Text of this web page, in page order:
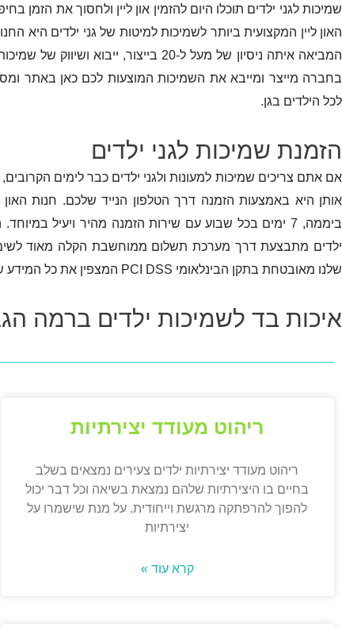
שמיכות לגני ילדים תוכלו היום להזמין און ליין ולחסוך את הזמן
האון ליין המקצועית ביותר לשמיכות למיטות של גני ילדים היא
המביאה איתה ניסיון של מעל ל-20 בייצור,
בחברה מייצר ומייבא את השמיכות המוצעות לכם כאן באתר
לכל הילדים בגן.
הזמנת שמיכות לגני ילדים
אם אתם צריכים שמיכות למעונות ולגני ילדים כבר לימים
ביממה, 7 ימים בכל שבוע עם שירות הזמנה מהיר ויעיל
ילדים מתבצעת דרך מערכת תשלום ממוחשבת הקלה מאוד
שלנו מאובטחת בתקן הבינלאומי PCI DSS המצפין את כל
איכות בד לשמיכות ילדים ברמה
ריהוט מעודד יצירתיות
ריהוט מעודד יצירתיות ילדים צעירים נמצאים בשלב
בחיים בו היצירתיות שלהם נמצאת בשיאה וכל דבר יכול
להפוך להרפתקה מרגשת וייחודית. על מנת שישמרו על
יצירתיות
קרא עוד »